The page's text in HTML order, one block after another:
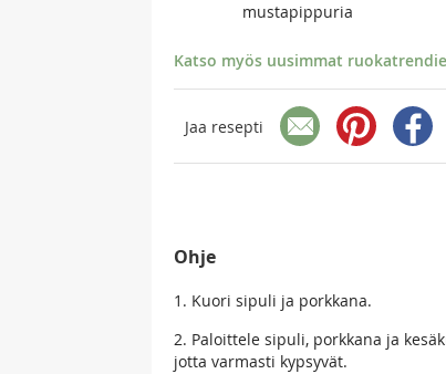
mustapippuria
Katso myös uusimmat
Jaa resepti
Ohje
1. Kuori sipuli ja porkkana.
2. Paloittele sipuli, porkkana ja
jotta varmasti kypsyvät.